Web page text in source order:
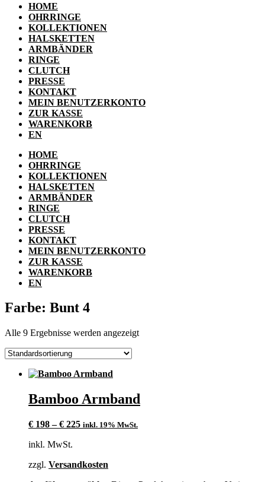
HOME
OHRRINGE
KOLLEKTIONEN
HALSKETTEN
ARMBÄNDER
RINGE
CLUTCH
PRESSE
KONTAKT
MEIN BENUTZERKONTO
ZUR KASSE
WARENKORB
EN
HOME
OHRRINGE
KOLLEKTIONEN
HALSKETTEN
ARMBÄNDER
RINGE
CLUTCH
PRESSE
KONTAKT
MEIN BENUTZERKONTO
ZUR KASSE
WARENKORB
EN
Farbe: Bunt 4
Alle 9 Ergebnisse werden angezeigt
Bamboo Armband
€ 198–€ 225 inkl. 19% MwSt.
inkl. MwSt.
zzgl. Versandkosten